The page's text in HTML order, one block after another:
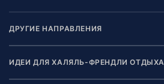
ДРУГИЕ НАПРАВЛЕНИЯ
ИДЕИ ДЛЯ ХАЛЯЛЬ-ФРЕНДЛИ ОТДЫХА